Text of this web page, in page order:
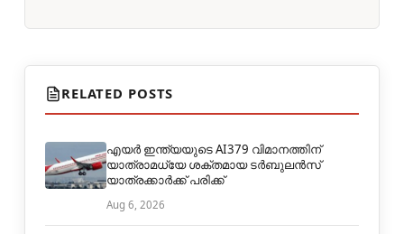
RELATED POSTS
എയർ ഇന്ത്യയുടെ AI379 വിമാനത്തിന്
യാത്രാമധ്യേ ശക്തമായ ടർബുലൻസ്
യാത്രക്കാർക്ക് പരിക്ക്
Aug 6, 2026